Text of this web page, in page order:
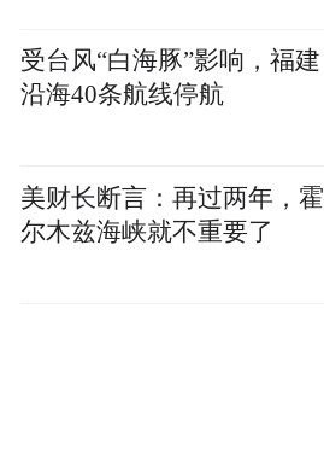
受台风“白海豚”影响，福建
沿海40条航线停航
美财长断言：再过两年，霍
尔木兹海峡就不重要了